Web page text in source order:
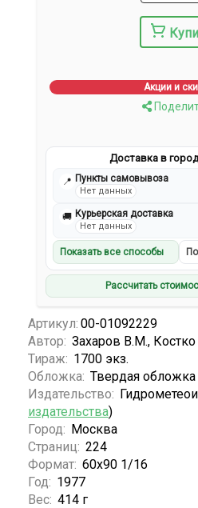
Акции и
Доставка в
📍 Пункты самовывоза
Нет данных
🚚 Курьерская доставка
Нет данных
Показать все способы
Рассчитать
Артикул: 00-01092229
Автор: Захаров В.М.,
Тираж: 1700 экз.
Обложка: Твердая обложка
Издательство:
издательства)
Город: Москва
Страниц: 224
Формат: 60х90 1/16
Год: 1977
Вес: 414 г